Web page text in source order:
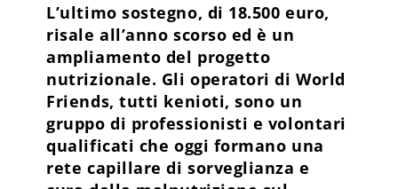
L’ultimo sostegno, di 18.500 euro,
risale all’anno scorso ed è un
ampliamento del progetto
nutrizionale. Gli operatori di World
Friends, tutti kenioti, sono un
gruppo di professionisti e volontari
qualificati che oggi formano una
rete capillare di sorveglianza e